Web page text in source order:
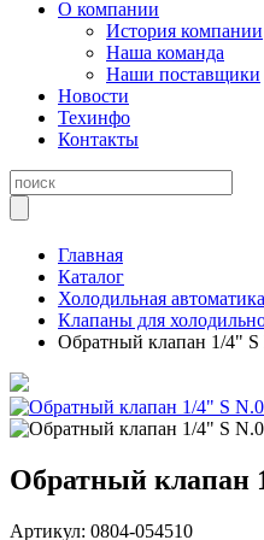
О компании
История компании
Наша команда
Наши поставщики
Новости
Техинфо
Контакты
Главная
Каталог
Холодильная автоматика
Клапаны для
Обратный клапан 1/4" S
Обратный клапан
Артикул: 0804-054510